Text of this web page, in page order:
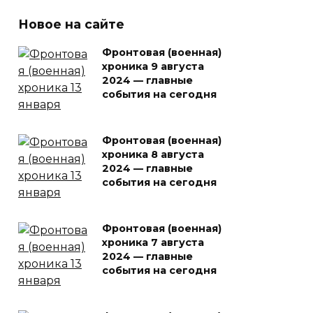
Новое на сайте
Фронтовая (военная)
хроника 9 августа
2024 — главные
события на сегодня
Фронтовая (военная)
хроника 8 августа
2024 — главные
события на сегодня
Фронтовая (военная)
хроника 7 августа
2024 — главные
события на сегодня